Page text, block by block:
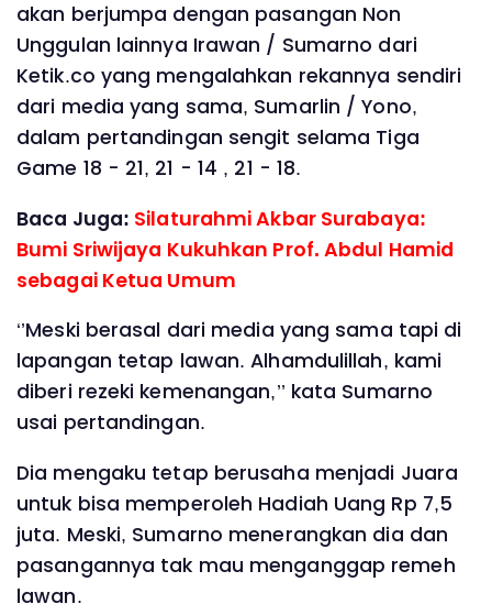
akan berjumpa dengan pasangan Non
Unggulan lainnya Irawan / Sumarno dari
Ketik.co yang mengalahkan rekannya sendiri
dari media yang sama, Sumarlin / Yono,
dalam pertandingan sengit selama Tiga
Game 18 - 21, 21 - 14 , 21 - 18.
Baca Juga: Silaturahmi Akbar Surabaya:
Bumi Sriwijaya Kukuhkan Prof. Abdul Hamid
sebagai Ketua Umum
‘’Meski berasal dari media yang sama tapi di
lapangan tetap lawan. Alhamdulillah, kami
diberi rezeki kemenangan,’’ kata Sumarno
usai pertandingan.
Dia mengaku tetap berusaha menjadi Juara
untuk bisa memperoleh Hadiah Uang Rp 7,5
juta. Meski, Sumarno menerangkan dia dan
pasangannya tak mau menganggap remeh
lawan.